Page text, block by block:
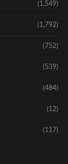
(1,549)
(1,792)
(752)
(539)
(484)
(12)
(117)